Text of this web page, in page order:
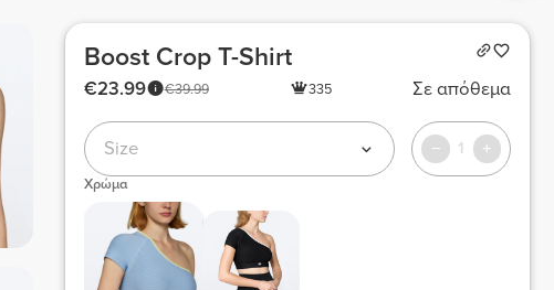
Boost Crop T-Shirt
€39.99
€23.99 335 Σε απόθεμα
Size 1
Χρώμα